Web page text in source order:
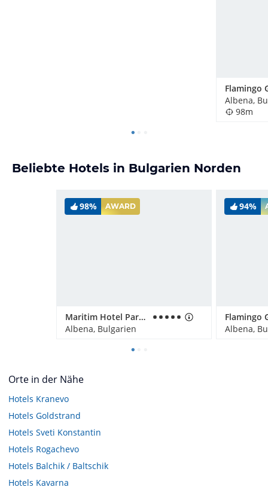
Albena,
98m
Beliebte Hotels in Bulgarien Norden
98% AWARD
Maritim Hotel Paradise Blue Albena
Albena, Bulgarien
94%
Albena,
Orte in der Nähe
Hotels Kranevo
Hotels Goldstrand
Hotels Sveti Konstantin
Hotels Rogachevo
Hotels Balchik / Baltschik
Hotels Kavarna